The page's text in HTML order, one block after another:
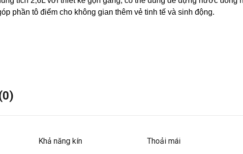
phần tô điểm cho không gian thêm vẻ tinh tế và sinh động.
Khả năng kín Thoải mái